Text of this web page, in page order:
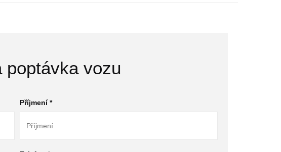
poptávka vozu
Příjmení *